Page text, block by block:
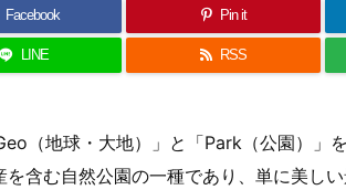
Facebook Pin it
LINE RSS
（地球・大地）」と「Park（公園）」
含む自然公園の一種であり、単に美し